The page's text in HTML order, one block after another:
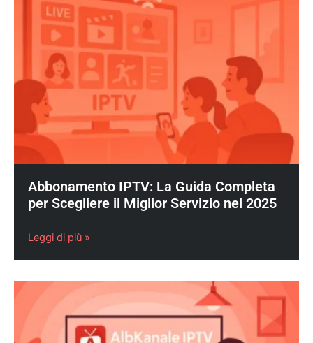
Abbonamento IPTV: La Guida Completa
per Scegliere il Miglior Servizio nel 2025
Leggi di più »